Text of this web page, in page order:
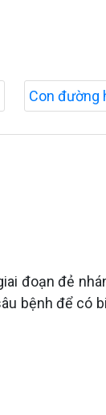
Con đường
đoạn đẻ
bệnh để có